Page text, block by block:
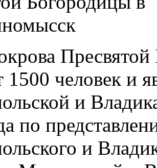
1500 человек и
и
по
и